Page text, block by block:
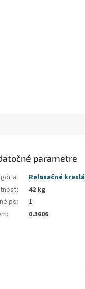
parametre
:
Relaxačné kreslá
:
42 kg
po:
1
: 0.3606